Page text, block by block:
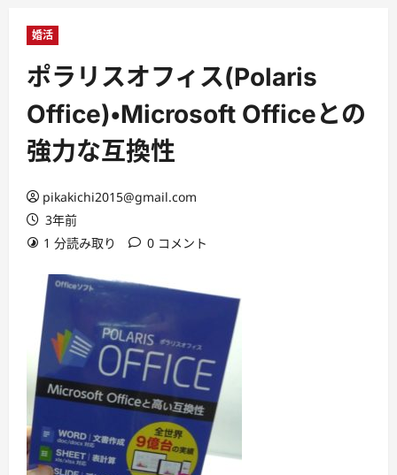
婚活
ポラリスオフィス(Polaris
Office)・Microsoft Officeとの
強力な互換性
pikakichi2015@gmail.com
3年前
1 分読み取り
0 コメント